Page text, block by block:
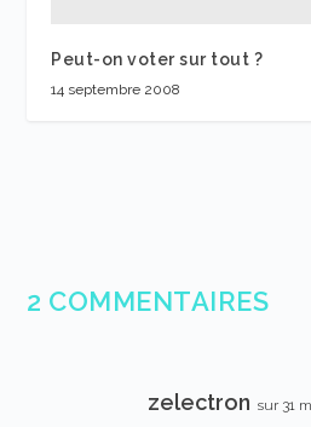
Peut-on voter sur tout ?
14 septembre 2008
2 COMMENTAIRES
zelectron sur 31